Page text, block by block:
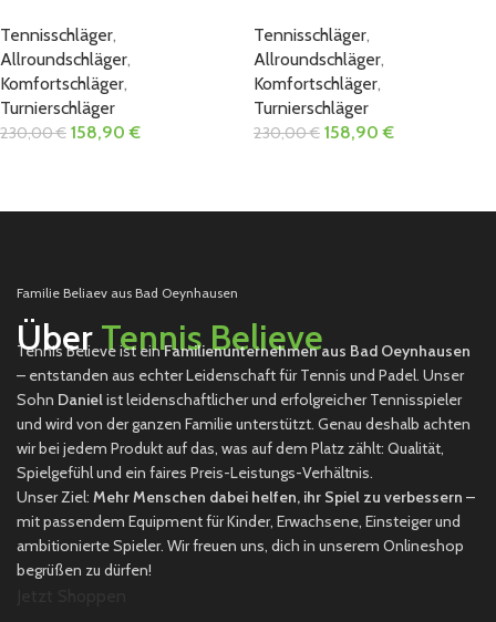
Tennisschläger,
Allroundschläger,
Komfortschläger,
Turnierschläger
230,00€ 158,90€
Tennisschläger,
Allroundschläger,
Komfortschläger,
Turnierschläger
230,00€ 158,90€
Familie Beliaev aus Bad Oeynhausen
ÜberTennis Believe
Tennis Believe ist einFamilienunternehmen aus Bad Oeynhausen
– entstanden aus echter Leidenschaft für Tennis und Padel. Unser
Sohn Danielist leidenschaftlicher und erfolgreicher Tennisspieler
und wird von der ganzen Familie unterstützt. Genau deshalb achten
wir bei jedem Produkt auf das, was auf dem Platz zählt: Qualität,
Spielgefühl und ein faires Preis-Leistungs-Verhältnis.
Unser Ziel: Mehr Menschen dabei helfen, ihr Spiel zu verbessern –
mit passendem Equipment für Kinder, Erwachsene, Einsteiger und
ambitionierte Spieler. Wir freuen uns, dich in unserem Onlineshop
begrüßen zu dürfen!